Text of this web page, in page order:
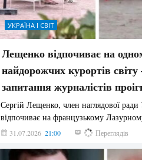
УКРАЇНА І СВІТ
Лещенко відпочиває на
найдорожчих курортів світу
запитання журналістів
Сергій Лещенко, член наглядової ради
відпочиває на французькому
31.07.2026 21:00 210 Переглядів